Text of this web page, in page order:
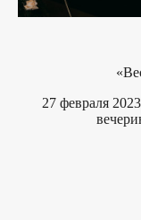
27 февраля